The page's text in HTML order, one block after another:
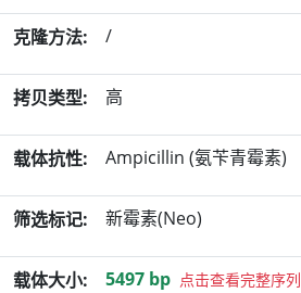
克隆方法: /
拷贝类型: 高
载体抗性: Ampicillin (氨苄青霉素)
筛选标记: 新霉素(Neo)
载体大小: 5497 bp 点击查看完整序列